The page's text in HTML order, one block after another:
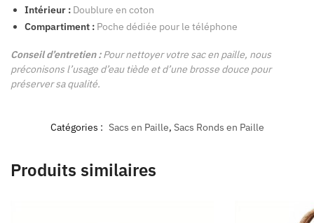
Intérieur : Doublure en coton
Compartiment : Poche dédiée pour le téléphone
Conseil d’entretien :Pour nettoyer votre sac en paille, nous
préconisons l’usage d’eau tiède et d’une brosse douce pour
préserver sa qualité.
Catégories : Sacs en Paille, Sacs Ronds en Paille
Produits similaires